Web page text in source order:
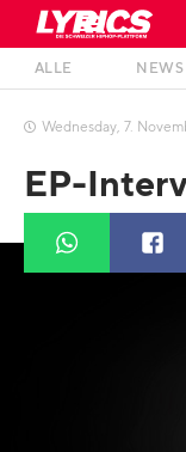
ALLE NEWS
 Wednesday, 7.
EP-